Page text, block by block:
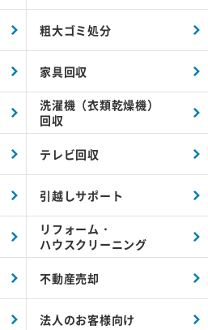
粗大ゴミ処分
家具回収
洗濯機（衣類乾燥機）
回収
テレビ回収
引越しサポート
リフォーム・
ハウスクリーニング
不動産売却
法人のお客様向け